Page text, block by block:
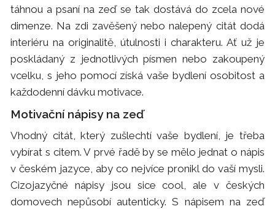
táhnou a psaní na zeď se tak dostává do zcela nové
dimenze. Na zdi zavěšený nebo nalepený citát dodá
interiéru na originalitě, útulnosti i charakteru. Ať už je
poskládaný z jednotlivých písmen nebo zakoupený
vcelku, s jeho pomocí získá vaše bydlení osobitost a
každodenní dávku motivace.
Motivační nápisy na zeď
Vhodný citát, který zušlechtí vaše bydlení, je třeba
vybírat s citem. V prvé řadě by se mělo jednat o nápis
v českém jazyce, aby co nejvíce pronikl do vaší mysli.
Cizojazyčné nápisy jsou sice cool, ale v českých
domovech nepůsobí autenticky. S nápisem na zeď